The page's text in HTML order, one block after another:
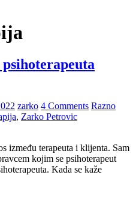
zarko 4 Comments Razno
, Zarko Petrovic
između terapeuta i klijenta. Sam
kojim se psihoterapeut
Kada se kaže